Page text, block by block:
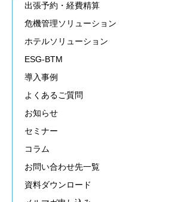
出張予約・経費精算
危機管理ソリューション
ホテルソリューション
ESG-BTM
導入事例
よくあるご質問
お知らせ
セミナー
コラム
お問い合わせ先一覧
資料ダウンロード